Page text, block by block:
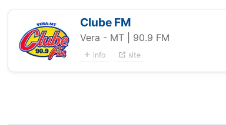
Clube FM
Vera - MT | 90.9 FM
info site